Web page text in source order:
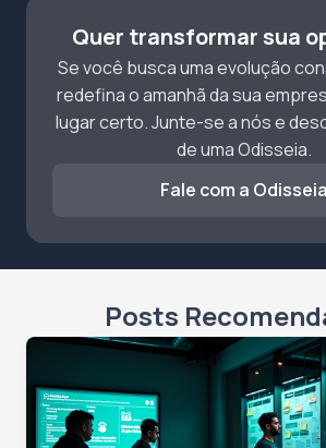
Quer transformar sua
Se você busca uma evolução
redefina o amanhã da sua
lugar certo. Junte-se a nós e
de uma Odisseia.
Fale com a Odisseia
Posts